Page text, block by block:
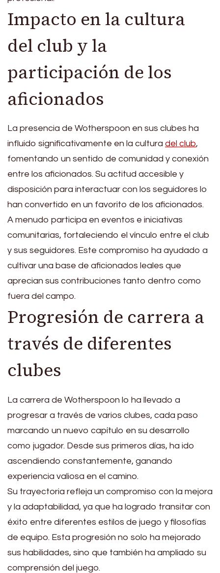
Impacto en la cultura
del club y la
participación de los
aficionados
La presencia de Wotherspoon en sus clubes ha
influido significativamente en la cultura del club,
fomentando un sentido de comunidad y conexión
entre los aficionados. Su actitud accesible y
disposición para interactuar con los seguidores lo
han convertido en un favorito de los aficionados.
A menudo participa en eventos e iniciativas
comunitarias, fortaleciendo el vínculo entre el club
y sus seguidores. Este compromiso ha ayudado a
cultivar una base de aficionados leales que
aprecian sus contribuciones tanto dentro como
fuera del campo.
Progresión de carrera a
través de diferentes
clubes
La carrera de Wotherspoon lo ha llevado a
progresar a través de varios clubes, cada paso
marcando un nuevo capítulo en su desarrollo
como jugador. Desde sus primeros días, ha ido
ascendiendo constantemente, ganando
experiencia valiosa en el camino.
Su trayectoria refleja un compromiso con la mejora
y la adaptabilidad, ya que ha logrado transitar con
éxito entre diferentes estilos de juego y filosofías
de equipo. Esta progresión no solo ha mejorado
sus habilidades, sino que también ha ampliado su
comprensión del juego.